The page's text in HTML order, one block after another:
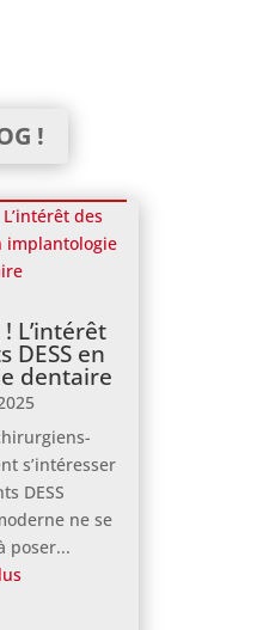
!
L’intérêt
DESS en
dentaire
s’intéresser
DESS
ne se
poser...